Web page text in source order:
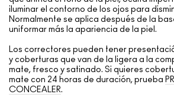
iluminar el contorno de los ojos para
Normalmente se aplica después de la
uniformar más la apariencia de la piel.
Los correctores pueden tener
y coberturas que van de la ligera a la
mate, fresco y satinado. Si quieres
mate con 24 horas de duración, prueba
CONCEALER.